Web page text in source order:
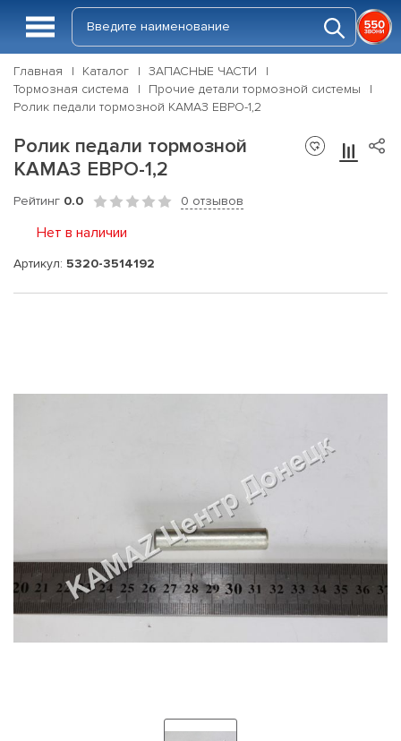
Главная Каталог
ЗАПАСНЫЕ ЧАСТИ
Тормозная система
Прочие детали тормозной системы
Ролик педали тормозной КАМАЗ ЕВРО-1,2
Ролик педали тормозной
КАМАЗ ЕВРО-1,2
Рейтинг 0.0 0 отзывов
Нет в наличии
Артикул: 5320-3514192